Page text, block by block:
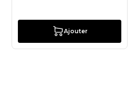
Ajouter